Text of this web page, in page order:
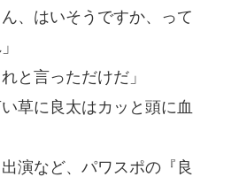
ん、はいそうですか、って
と言っただけだ」
草に良太はカッと頭に血
演など、パワスポの『良